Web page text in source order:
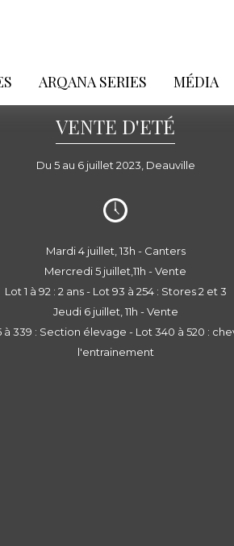
ARQANA SERIES MÉDIA
VENTE D'ETÉ
Du 5 au 6 juillet 2023, Deauville
Mardi 4 juillet, 13h - Canters
Mercredi 5 juillet,11h - Vente
Lot 1 à 92 : 2 ans - Lot 93 à 254 : Stores 2 et 3
Jeudi 6 juillet, 11h - Vente
à 339 : Section élevage - Lot 340 à 520 :
l'entrainement